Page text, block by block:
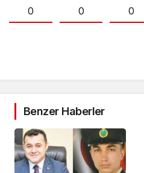
0 0 0
Benzer Haberler